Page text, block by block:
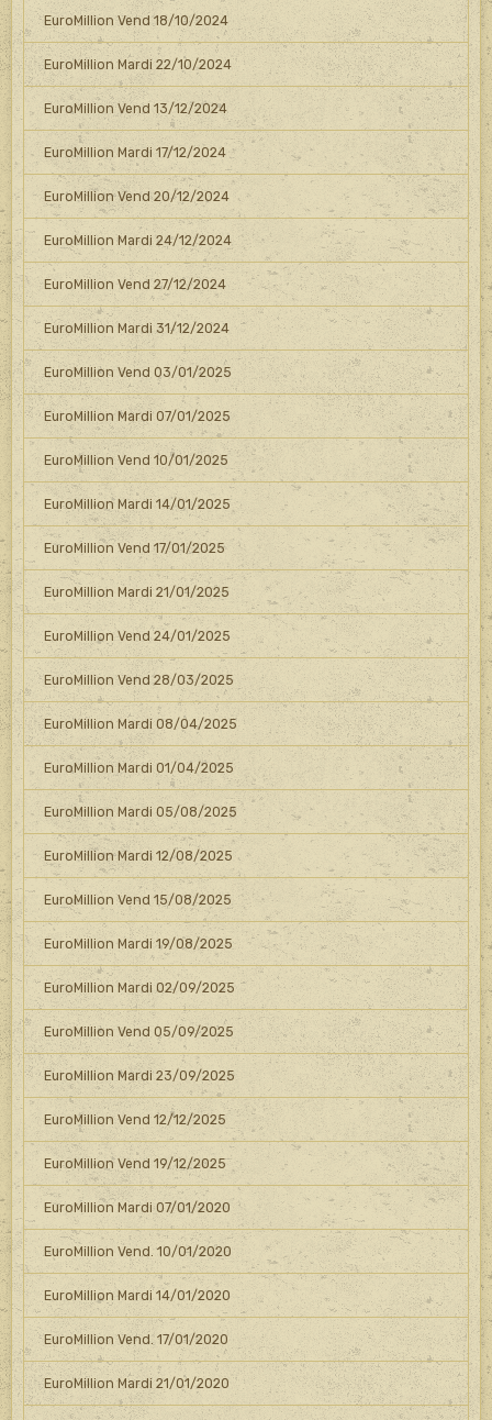
EuroMillion Vend 18/10/2024
EuroMillion Mardi 22/10/2024
EuroMillion Vend 13/12/2024
EuroMillion Mardi 17/12/2024
EuroMillion Vend 20/12/2024
EuroMillion Mardi 24/12/2024
EuroMillion Vend 27/12/2024
EuroMillion Mardi 31/12/2024
EuroMillion Vend 03/01/2025
EuroMillion Mardi 07/01/2025
EuroMillion Vend 10/01/2025
EuroMillion Mardi 14/01/2025
EuroMillion Vend 17/01/2025
EuroMillion Mardi 21/01/2025
EuroMillion Vend 24/01/2025
EuroMillion Vend 28/03/2025
EuroMillion Mardi 08/04/2025
EuroMillion Mardi 01/04/2025
EuroMillion Mardi 05/08/2025
EuroMillion Mardi 12/08/2025
EuroMillion Vend 15/08/2025
EuroMillion Mardi 19/08/2025
EuroMillion Mardi 02/09/2025
EuroMillion Vend 05/09/2025
EuroMillion Mardi 23/09/2025
EuroMillion Vend 12/12/2025
EuroMillion Vend 19/12/2025
EuroMillion Mardi 07/01/2020
EuroMillion Vend. 10/01/2020
EuroMillion Mardi 14/01/2020
EuroMillion Vend. 17/01/2020
EuroMillion Mardi 21/01/2020